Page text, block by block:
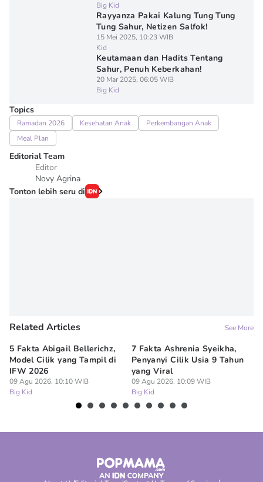
Big Kid
Rayyanza Pakai Kalung Tung Tung
Tung Sahur, Netizen Salfok!
15 Mei 2025, 10:23 WIB
Kid
Keutamaan dan Hadits Tentang
Sahur, Penuh Keberkahan!
20 Mar 2025, 06:05 WIB
Big Kid
Topics
Ramadan 2026 Kesehatan Anak
Perkembangan Anak
Meal Plan
Editorial Team
Editor
Novy Agrina
Tonton lebih seru di
Related Articles See More
5 Fakta Abigail Bellerichz,
Model Cilik yang Tampil di
IFW 2026
09 Agu 2026, 10:10 WIB
Big Kid
7 Fakta Ashrenia Syeikha,
Penyanyi Cilik Usia 9 Tahun
yang Viral
09 Agu 2026, 10:09 WIB
Big Kid